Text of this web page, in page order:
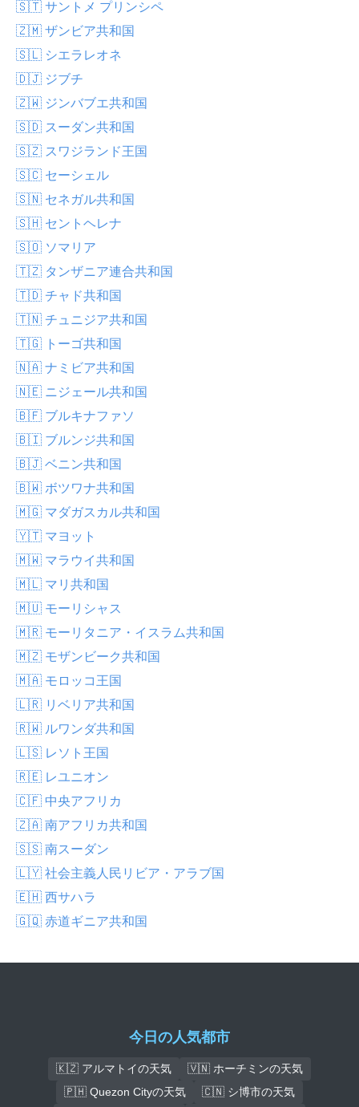
🇸🇹 サントメ プリンシペ
🇿🇲 ザンビア共和国
🇸🇱 シエラレオネ
🇩🇯 ジブチ
🇿🇼 ジンバブエ共和国
🇸🇩 スーダン共和国
🇸🇿 スワジランド王国
🇸🇨 セーシェル
🇸🇳 セネガル共和国
🇸🇭 セントヘレナ
🇸🇴 ソマリア
🇹🇿 タンザニア連合共和国
🇹🇩 チャド共和国
🇹🇳 チュニジア共和国
🇹🇬 トーゴ共和国
🇳🇦 ナミビア共和国
🇳🇪 ニジェール共和国
🇧🇫 ブルキナファソ
🇧🇮 ブルンジ共和国
🇧🇯 ベニン共和国
🇧🇼 ボツワナ共和国
🇲🇬 マダガスカル共和国
🇾🇹 マヨット
🇲🇼 マラウイ共和国
🇲🇱 マリ共和国
🇲🇺 モーリシャス
🇲🇷 モーリタニア・イスラム共和国
🇲🇿 モザンビーク共和国
🇲🇦 モロッコ王国
🇱🇷 リベリア共和国
🇷🇼 ルワンダ共和国
🇱🇸 レソト王国
🇷🇪 レユニオン
🇨🇫 中央アフリカ
🇿🇦 南アフリカ共和国
🇸🇸 南スーダン
🇱🇾 社会主義人民リビア・アラブ国
🇪🇭 西サハラ
🇬🇶 赤道ギニア共和国
今日の人気都市
🇰🇿 アルマトイの天気
🇻🇳 ホーチミンの天気
🇵🇭 Quezon Cityの天気
🇨🇳 シ博市の天気